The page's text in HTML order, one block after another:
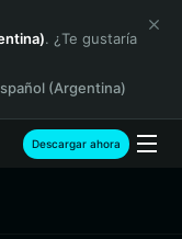
. ¿Te gustaría
(Argentina)
Descargar ahora